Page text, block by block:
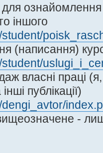
іншого
(написання)
власні праці
публікації)
-